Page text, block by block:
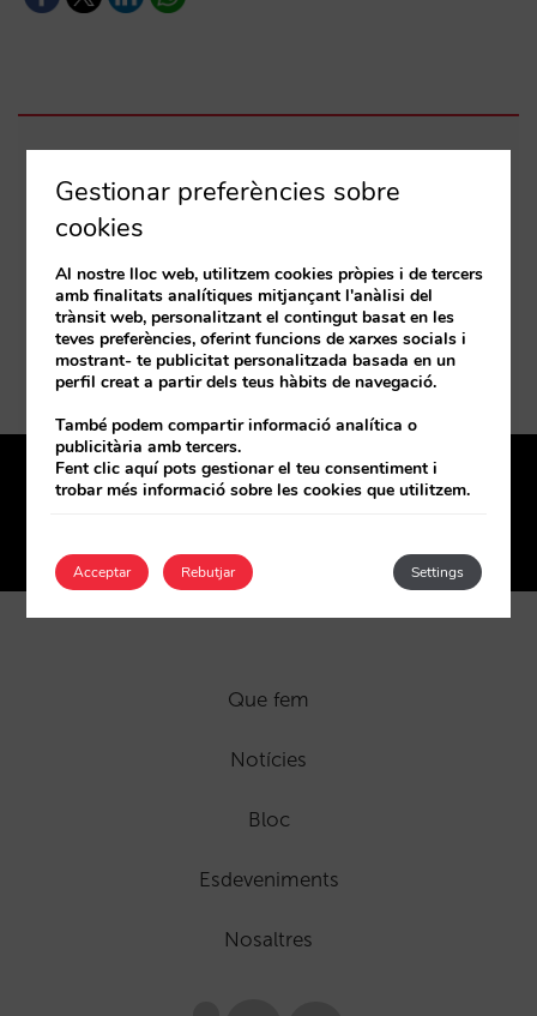
13:00 a 15:30
Castell 07720 Spain
Com arribar-hi
Tenim oficina a prop teu
Que fem
Notícies
Bloc
Esdeveniments
Nosaltres
Gestionar preferències sobre
cookies
Al nostre lloc web, utilitzem cookies pròpies i de tercers
amb finalitats analítiques mitjançant l'anàlisi del
trànsit web, personalitzant el contingut basat en les
teves preferències, oferint funcions de xarxes socials i
mostrant- te publicitat personalitzada basada en un
perfil creat a partir dels teus hàbits de navegació.
També podem compartir informació analítica o
publicitària amb tercers.
Fent clic aquí pots gestionar el teu consentiment i
trobar més informació sobre les cookies que utilitzem.
Acceptar Settings
Rebutjar